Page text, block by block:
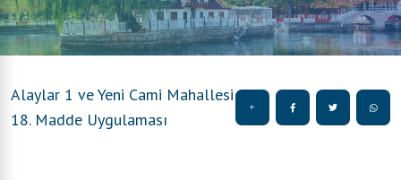
Alaylar 1 ve Yeni Cami Mahallesi
18. Madde Uygulaması